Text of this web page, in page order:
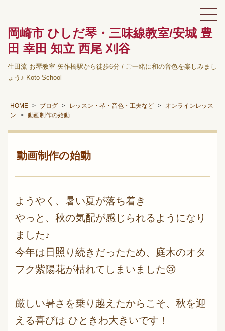
岡崎市 ひしだ琴・三味線教室/安城 豊
田 幸田 知立 西尾 刈谷
生田流 お琴教室 矢作橋駅から徒歩6分 / ご一緒に和の音色を楽しみまし
ょう♪ Koto School
HOME ブログ レッスン・琴・音色・工夫など
オンラインレッス
ン
動画制作の始動
動画制作の始動
ようやく、暑い夏が落ち着き
やっと、秋の気配が感じられるようになり
ました♪
今年は日照り続きだったため、庭木のオタ
フク紫陽花が枯れてしまいました😢
厳しい暑さを乗り越えたからこそ、秋を迎
える喜びは ひときわ大きいです！